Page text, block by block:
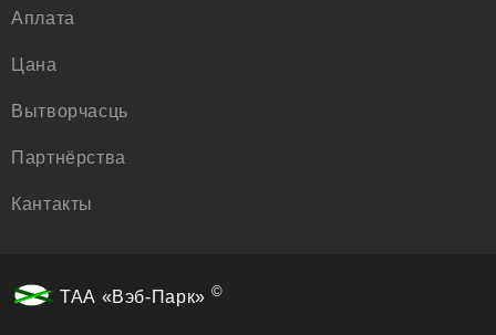
Аплата
Цана
Вытворчасць
Партнёрства
Кантакты
ТАА «Вэб-Парк» ©